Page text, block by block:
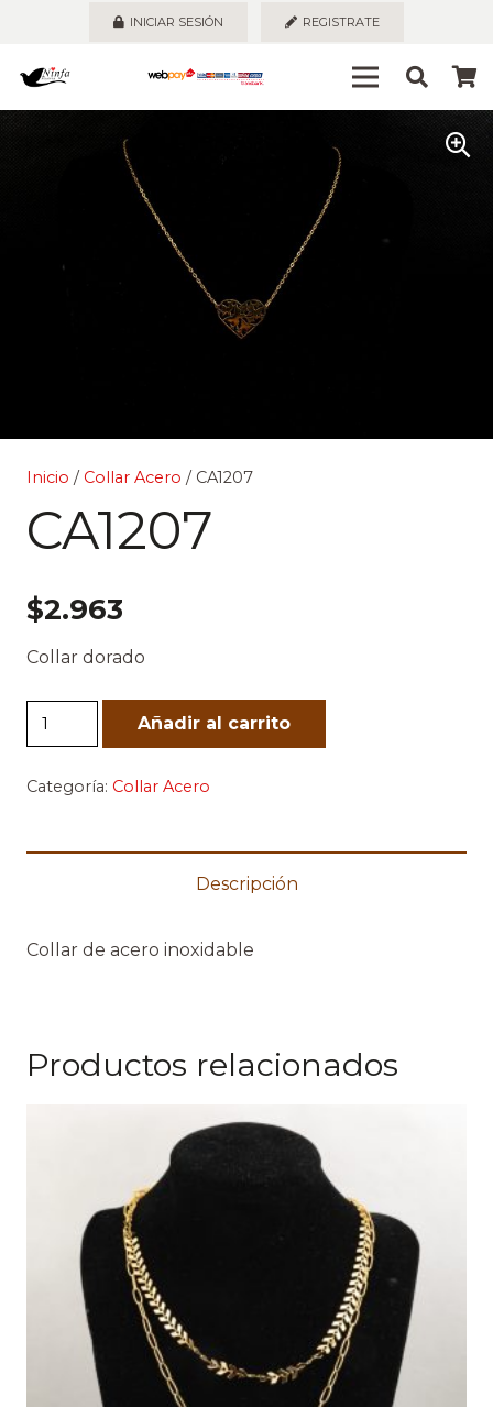
INICIAR SESIÓN REGISTRATE
Inicio / Collar Acero / CA1207
CA1207
$2.963
Collar dorado
CA1207
cantidad
Añadir al carrito
Categoría: Collar Acero
Descripción
Collar de acero inoxidable
Productos relacionados